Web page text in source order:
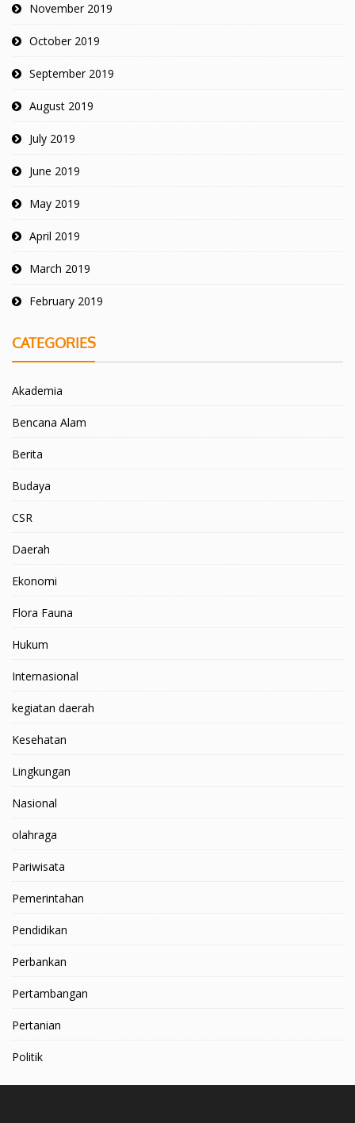
November 2019
October 2019
September 2019
August 2019
July 2019
June 2019
May 2019
April 2019
March 2019
February 2019
CATEGORIES
Akademia
Bencana Alam
Berita
Budaya
CSR
Daerah
Ekonomi
Flora Fauna
Hukum
Internasional
kegiatan daerah
Kesehatan
Lingkungan
Nasional
olahraga
Pariwisata
Pemerintahan
Pendidikan
Perbankan
Pertambangan
Pertanian
Politik